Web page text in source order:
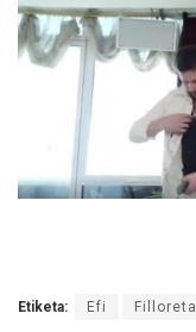
Etiketa: Efi Filloreta